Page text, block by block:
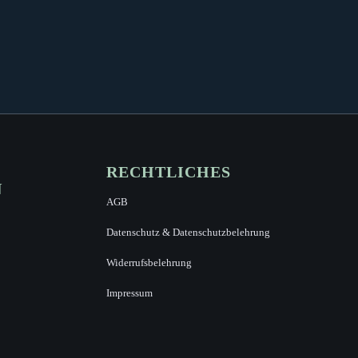
RECHTLICHES
AGB
Datenschutz & Datenschutzbelehrung
Widerrufsbelehrung
Impressum